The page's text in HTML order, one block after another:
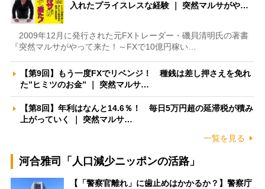
入れたプライスレスな経験 ｜ 突然マルサがや…
2009年12月に発行された元FXトレーダー・磯貝清明氏の著書
『突然マルサがやって来た！～FXで10億円稼い…
【第9回】もう一度FXでリベンジ！ 種銭は差し押さえを免れ
た”ヒミツのお金” ｜ 突然マルサ…
【第8回】年利はなんと14.6％！ 毎日5万円超の延滞税が積み
上がっていく ｜ 突然マルサ…
一覧を見る
河合雅司「人口減少ニッポンの活路」
【「警察官離れ」に歯止めはかかるか？】警察庁